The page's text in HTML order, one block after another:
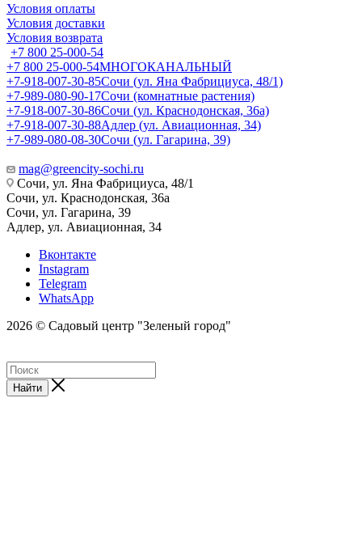
Условия оплаты
Условия доставки
Условия возврата
+7 800 25-000-54
+7 800 25-000-54МНОГОКАНАЛЬНЫЙ
+7-918-007-30-85Сочи (ул. Яна Фабрициуса, 48/1)
+7-989-080-90-17Сочи (комнатные растения)
+7-918-007-30-86Сочи (ул. Краснодонская, 36а)
+7-918-007-30-88Адлер (ул. Авиационная, 34)
+7-989-080-08-30Сочи (ул. Гагарина, 39)
mag@greencity-sochi.ru
Сочи, ул. Яна Фабрициуса, 48/1
Сочи, ул. Краснодонская, 36а
Сочи, ул. Гагарина, 39
Адлер, ул. Авиационная, 34
Вконтакте
Instagram
Telegram
WhatsApp
2026 © Садовый центр "Зеленый город"
Найти